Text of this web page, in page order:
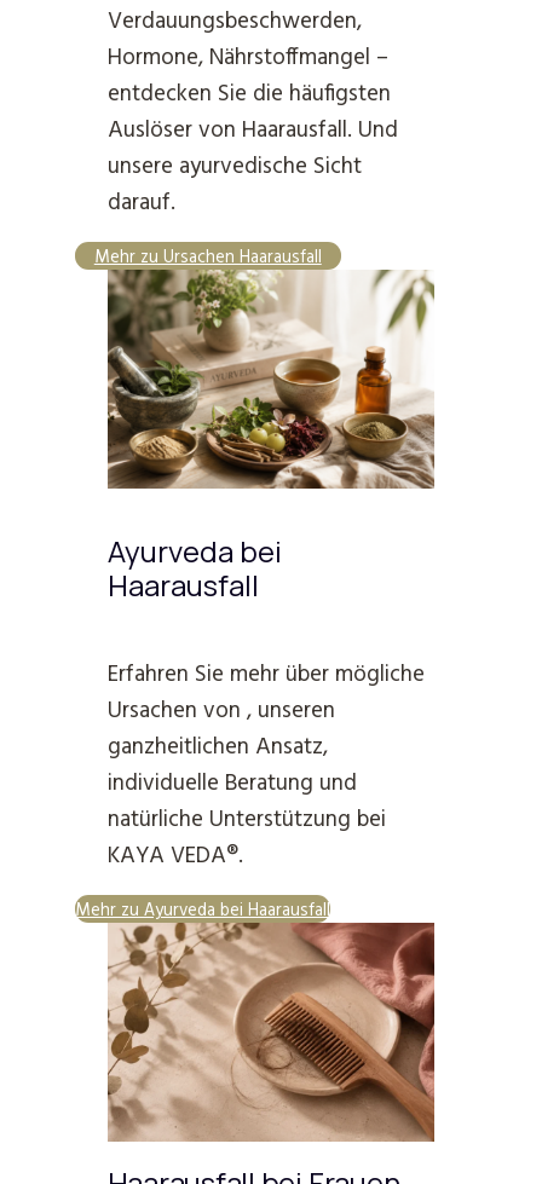
Verdauungsbeschwerden,
Hormone, Nährstoffmangel –
entdecken Sie die häufigsten
Auslöser von Haarausfall. Und
unsere ayurvedische Sicht
darauf.
Mehr zu Ursachen Haarausfall
Ayurveda bei
Haarausfall
Erfahren Sie mehr über mögliche
Ursachen von , unseren
ganzheitlichen Ansatz,
individuelle Beratung und
natürliche Unterstützung bei
KAYA VEDA®.
Mehr zu Ayurveda bei Haarausfall